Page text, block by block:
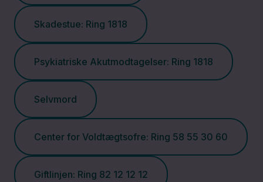
Befordring
Bloddonor
Blodprøver,
EKG,
røntgen og
skanning
Skadestue: Ring 1818
Psykiatriske Akutmodtagelser: Ring 1818
Selvmord
Center for Voldtægtsofre: Ring 58 55 30 60
​Giftlinjen: Ring 82 12 12 12